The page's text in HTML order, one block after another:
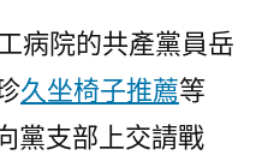
院的共產黨員岳
久坐椅子推薦等
黨支部上交請戰